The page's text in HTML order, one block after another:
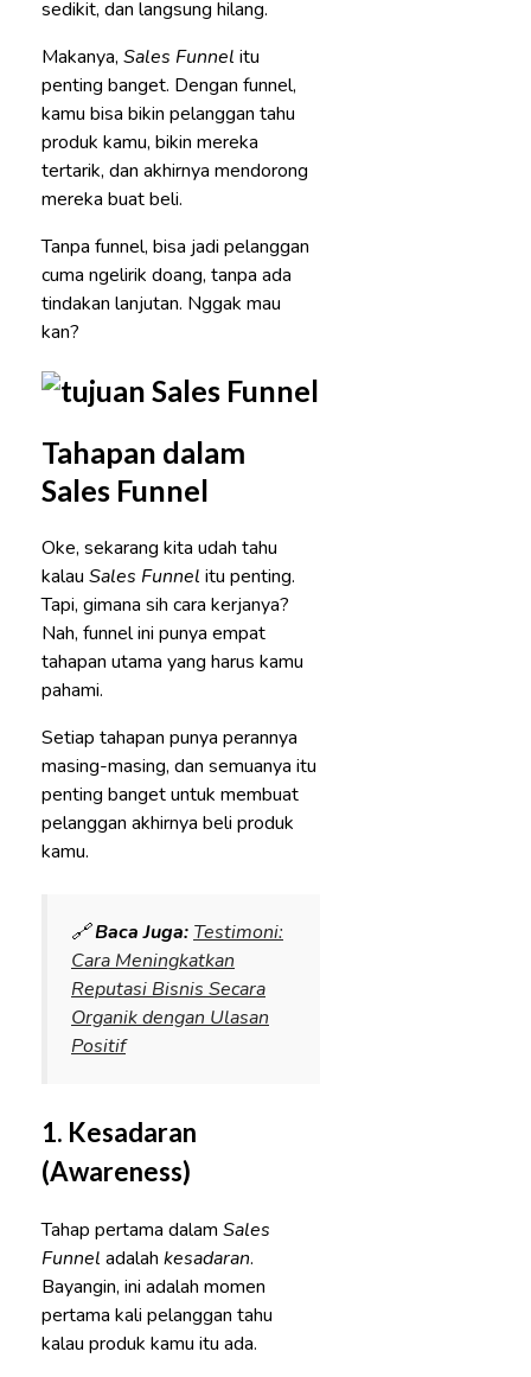
sedikit, dan langsung hilang.
Makanya, Sales Funnel itu
penting banget. Dengan funnel,
kamu bisa bikin pelanggan tahu
produk kamu, bikin mereka
tertarik, dan akhirnya mendorong
mereka buat beli.
Tanpa funnel, bisa jadi pelanggan
cuma ngelirik doang, tanpa ada
tindakan lanjutan. Nggak mau
kan?
Tahapan dalam
Sales Funnel
Oke, sekarang kita udah tahu
kalau Sales Funnel itu penting.
Tapi, gimana sih cara kerjanya?
Nah, funnel ini punya empat
tahapan utama yang harus kamu
pahami.
Setiap tahapan punya perannya
masing-masing, dan semuanya itu
penting banget untuk membuat
pelanggan akhirnya beli produk
kamu.
🔗Baca Juga: Testimoni:
Cara Meningkatkan
Reputasi Bisnis Secara
Organik dengan Ulasan
Positif
1. Kesadaran
(Awareness)
Tahap pertama dalam Sales
Funnel adalah kesadaran.
Bayangin, ini adalah momen
pertama kali pelanggan tahu
kalau produk kamu itu ada.